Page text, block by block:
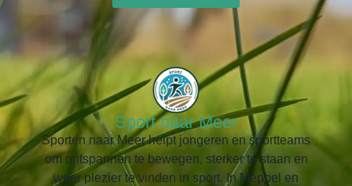
Sport naar Meer
Sporten naar Meer helpt jongeren en sportteams
om ontspannen te bewegen, sterker te staan en
weer plezier te vinden in sport. In Meppel en